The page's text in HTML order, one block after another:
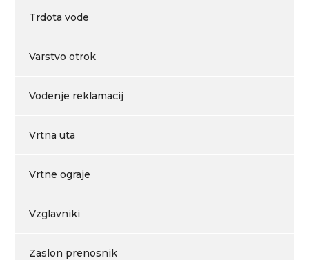
Trdota vode
Varstvo otrok
Vodenje reklamacij
Vrtna uta
Vrtne ograje
Vzglavniki
Zaslon prenosnik